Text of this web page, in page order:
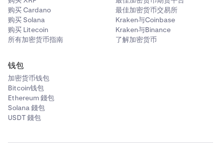
购买 Cardano
购买 Solana
购买 Litecoin
所有加密货币指南
最佳加密货币交易所
Kraken与Coinbase
Kraken与Binance
了解加密货币
钱包
加密货币钱包
Bitcoin钱包
Ethereum 錢包
Solana 錢包
USDT 錢包